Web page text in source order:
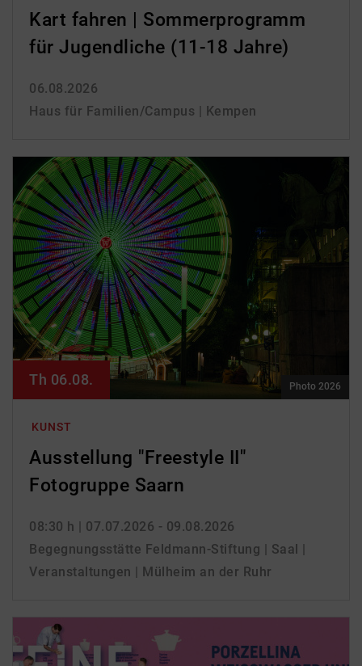
Kart fahren | Sommerprogramm
für Jugendliche (11-18 Jahre)
06.08.2026
Haus für Familien/Campus | Kempen
KUNST
Ausstellung "Freestyle II"
Fotogruppe Saarn
08:30 h | 07.07.2026 - 09.08.2026
Begegnungsstätte Feldmann-Stiftung | Saal |
Veranstaltungen | Mülheim an der Ruhr
Th 06.08. Photo 2026